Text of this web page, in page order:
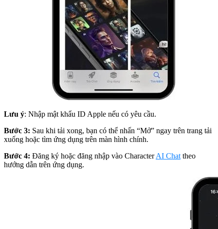
Lưu ý: Nhập mật khẩu ID Apple nếu có yêu cầu.
Bước 3: Sau khi tải xong, bạn có thể nhấn “Mở” ngay trên trang tải
xuống hoặc tìm ứng dụng trên màn hình chính.
Bước 4: Đăng ký hoặc đăng nhập vào CharacterAI Chat theo
hướng dẫn trên ứng dụng.